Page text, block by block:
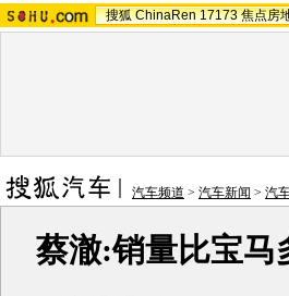
搜狐 ChinaRen 17173 焦点房
汽车频道 > 汽车新闻 > 汽
蔡澈:销量比宝马